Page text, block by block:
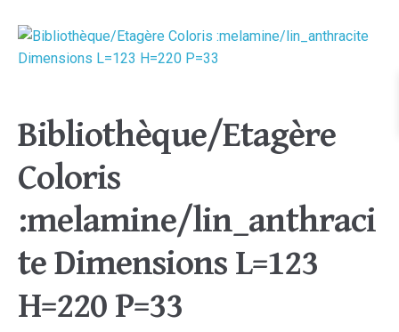
Bibliothèque/Etagère
Coloris
:melamine/lin_anthraci
te Dimensions L=123
H=220 P=33